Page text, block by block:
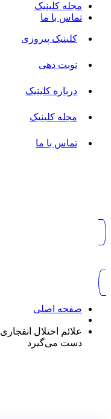
مجله کلینیک
تماس با ما
کلینیک پیروزی
نوبت دهی
درباره کلینیک
مجله کلینیک
تماس با ما
صفحه اصلی
علائم اختلال
دست می‌گیرد